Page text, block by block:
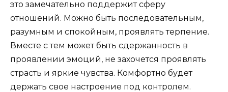
это замечательно поддержит сферу
отношений. Можно быть последовательным,
разумным и спокойным, проявлять терпение.
Вместе с тем может быть сдержанность в
проявлении эмоций, не захочется проявлять
страсть и яркие чувства. Комфортно будет
держать свое настроение под контролем.